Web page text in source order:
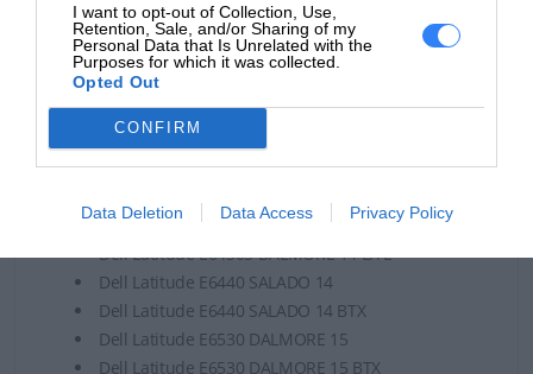
I want to opt-out of Collection, Use,
Retention, Sale, and/or Sharing of my
Personal Data that Is Unrelated with the
Purposes for which it was collected.
Opted Out
CONFIRM
Data Deletion Data Access Privacy Policy
Dell Latitude E5530 KORBEL 15
Dell Latitude E5530 KORBEL 15 BTX
Dell Latitude E5530 KORBEL 15 FASTRACK
Dell Latitude E6330 DALMORE 13
Dell Latitude E6430 DALMORE 14
Dell Latitude E6430 DALMORE 14 ATG
Dell Latitude E6430 DALMORE ATG BTX
Dell Latitude E6430S DALMORE 14 LITE
Dell Latitude E6440 SALADO 14
Dell Latitude E6440 SALADO 14 BTX
Dell Latitude E6530 DALMORE 15
Dell Latitude E6530 DALMORE 15 BTX